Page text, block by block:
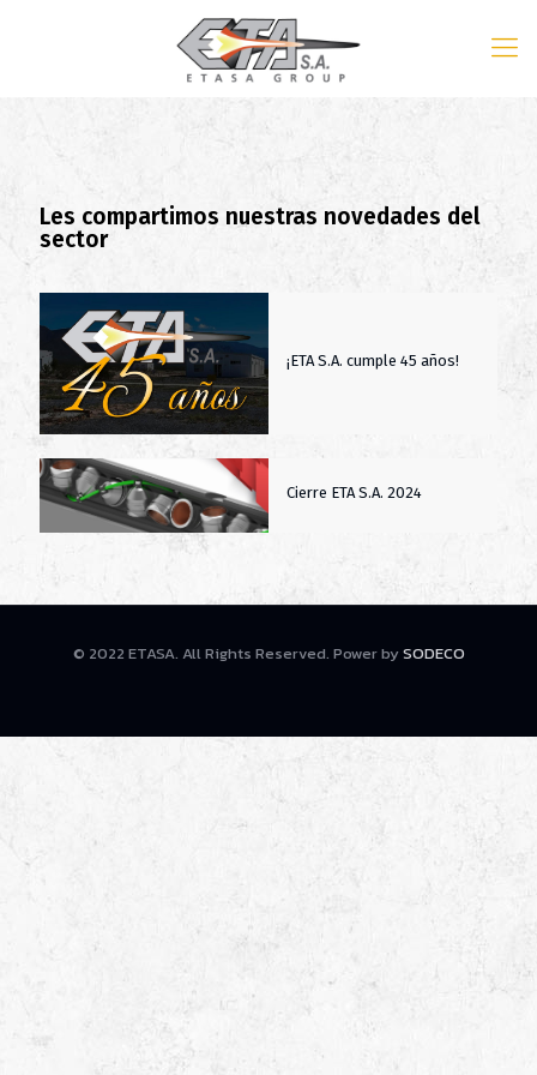
Les compartimos nuestras novedades del
sector
¡ETA S.A. cumple 45 años!
Cierre ETA S.A. 2024
© 2022 ETASA. All Rights Reserved. Power bySODECO